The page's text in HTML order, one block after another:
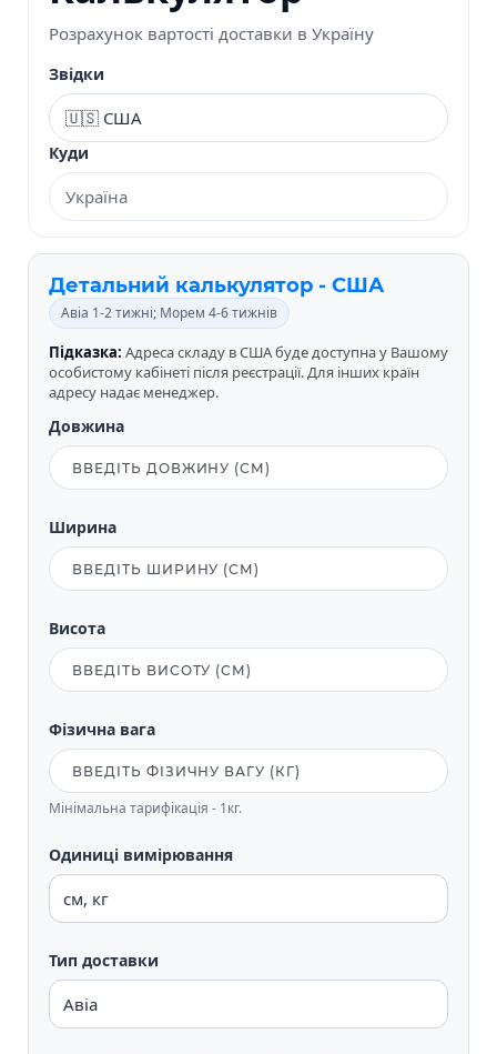
Розрахунок вартості доставки в Україну
Звідки
Куди
Детальний калькулятор - США
Авіа 1-2 тижні; Морем 4-6 тижнів
Підказка: Адреса складу в США буде доступна у Вашому
особистому кабінеті після реєстрації. Для інших країн
адресу надає менеджер.
Довжина
Ширина
Висота
Фізична вага
Мінімальна тарифікація - 1кг.
Одиниці вимірювання
Тип доставки